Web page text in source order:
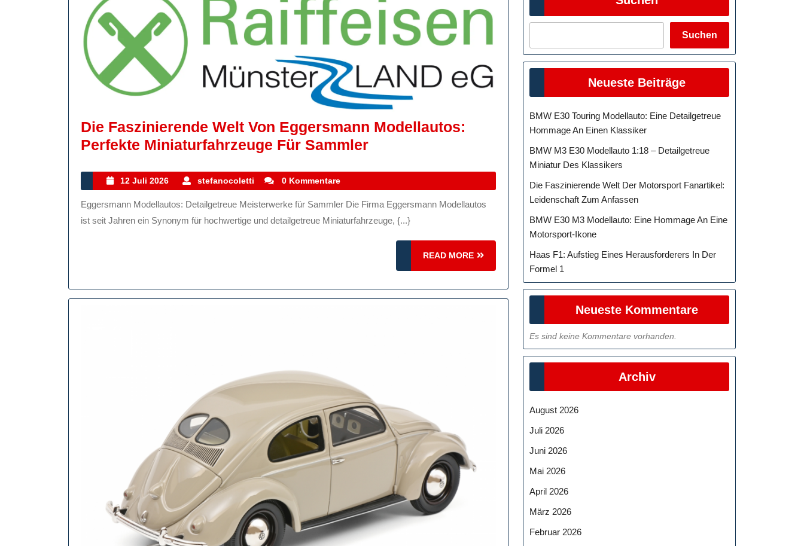
Die Faszinierende Welt Von Eggersmann Modellautos:
Perfekte Miniaturfahrzeuge Für SammlerDie
Von
Eggersmann
Perfekte
Miniaturfahrzeuge
Für
12 Juli 2026
12
Juli
2026
stefanocoletti stefanocoletti
0 Kommentare
Eggersmann Modellautos: Detailgetreue Meisterwerke für Sammler Die Firma Eggersmann Modellautos
ist seit Jahren ein Synonym für hochwertige und detailgetreue Miniaturfahrzeuge, {...}
READ MORE
READ
MORE
Suchen
Neueste Beiträge
BMW E30 Touring Modellauto: Eine Detailgetreue
Hommage An Einen Klassiker
BMW M3 E30 Modellauto 1:18 – Detailgetreue
Miniatur Des Klassikers
Die Faszinierende Welt Der Motorsport Fanartikel:
Leidenschaft Zum Anfassen
BMW E30 M3 Modellauto: Eine Hommage An Eine
Motorsport-Ikone
Haas F1: Aufstieg Eines Herausforderers In Der
Formel 1
Neueste Kommentare
Es sind keine Kommentare vorhanden.
Archiv
August 2026
Juli 2026
Juni 2026
Mai 2026
April 2026
März 2026
Februar 2026